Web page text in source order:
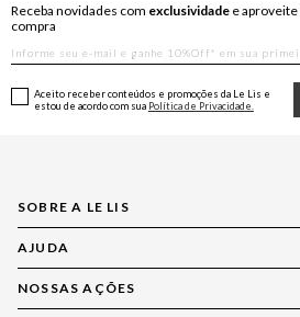
Receba novidades com exclusividade e aproveite
compra
Aceito receber conteúdos e promoções da Le Lis e
estou de acordo com sua Política de Privacidade.
SOBRE A LE LIS
Quem Somos
Nossas Lojas
AJUDA
Compre pelo WhatsApp
NOSSAS AÇÕES